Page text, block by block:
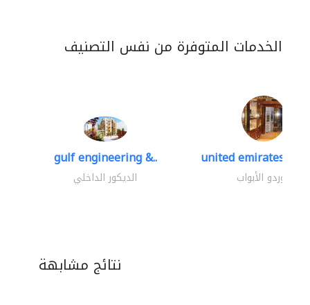
الخدمات المتوفرة من نفس التصنيف
gulf engineering &..
الديكور الداخلي
united emirates
موردو الأبواب
نتائج مشابهة